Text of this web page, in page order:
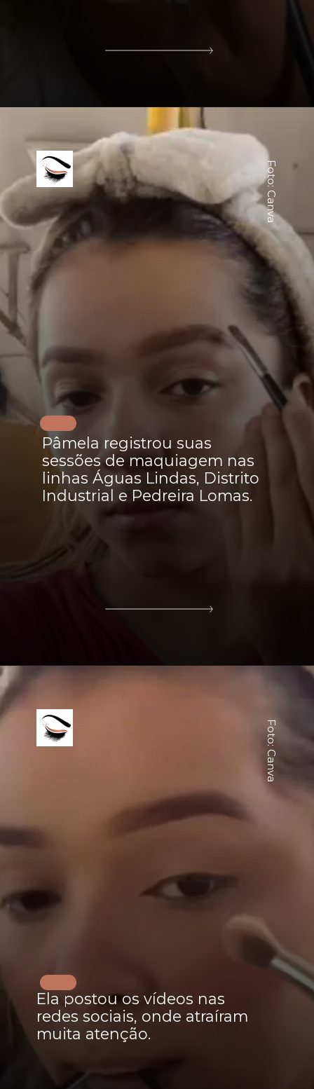
Pâmela registrou suas
sessões de maquiagem nas
linhas Águas Lindas, Distrito
Industrial e Pedreira Lomas.
Foto: Canva
Ela postou os vídeos nas
redes sociais, onde atraíram
muita atenção.
Foto: Canva